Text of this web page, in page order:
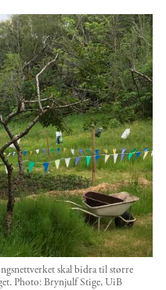
skal bidra til større
Photo: Brynjulf Stige, UiB